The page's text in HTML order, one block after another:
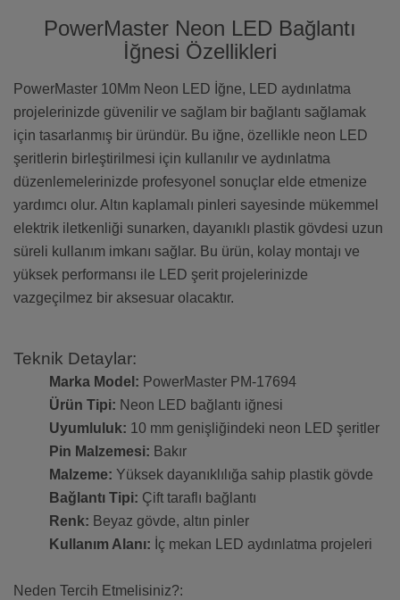
PowerMaster Neon LED Bağlantı
İğnesi Özellikleri
PowerMaster 10Mm Neon LED İğne, LED aydınlatma
projelerinizde güvenilir ve sağlam bir bağlantı sağlamak
için tasarlanmış bir üründür. Bu iğne, özellikle neon LED
şeritlerin birleştirilmesi için kullanılır ve aydınlatma
düzenlemelerinizde profesyonel sonuçlar elde etmenize
yardımcı olur. Altın kaplamalı pinleri sayesinde mükemmel
elektrik iletkenliği sunarken, dayanıklı plastik gövdesi uzun
süreli kullanım imkanı sağlar. Bu ürün, kolay montajı ve
yüksek performansı ile LED şerit projelerinizde
vazgeçilmez bir aksesuar olacaktır.
Teknik Detaylar:
Marka Model: PowerMaster PM-17694
Ürün Tipi: Neon LED bağlantı iğnesi
Uyumluluk: 10 mm genişliğindeki neon LED şeritler
Pin Malzemesi: Bakır
Malzeme: Yüksek dayanıklılığa sahip plastik gövde
Bağlantı Tipi: Çift taraflı bağlantı
Renk: Beyaz gövde, altın pinler
Kullanım Alanı: İç mekan LED aydınlatma projeleri
Neden Tercih Etmelisiniz?: